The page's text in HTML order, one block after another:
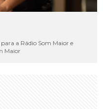
a Rádio Som Maior e
Maior